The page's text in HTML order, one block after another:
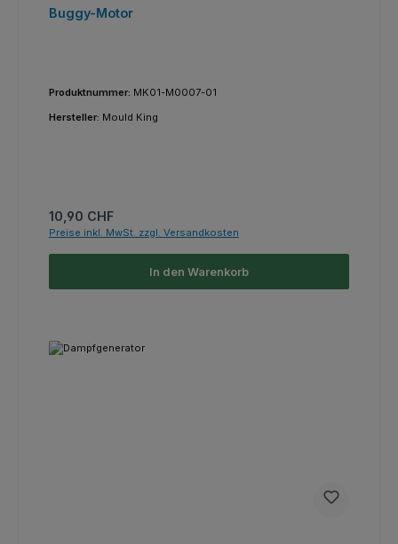
Buggy-Motor
Produktnummer: MK01-M0007-01
Hersteller: Mould King
Regulärer Preis:
10,90 CHF
Preise inkl. MwSt. zzgl. Versandkosten
In den Warenkorb